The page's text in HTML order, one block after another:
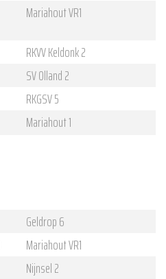
Mariahout VR1
RKVV Keldonk 2
SV Olland 2
RKGSV 5
Mariahout 1
Geldrop 6
Mariahout VR1
Nijnsel 2